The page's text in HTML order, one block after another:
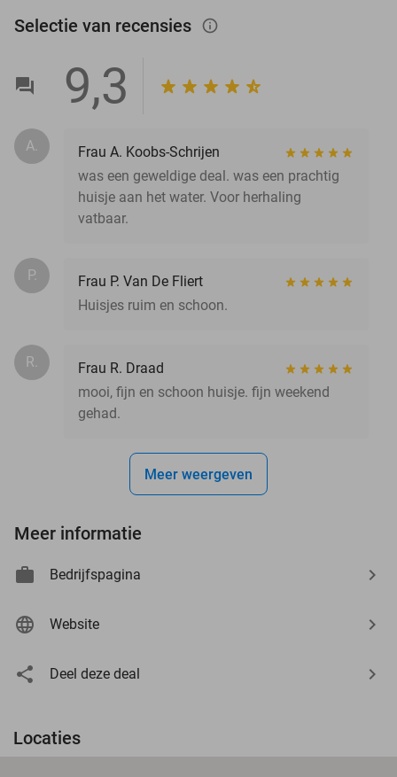
Selectie van recensies info_outlined
9,3
A.
Frau A. Koobs-Schrijen
was een geweldige deal. was een prachtig
huisje aan het water. Voor herhaling
vatbaar.
P.
Frau P. Van De Fliert
Huisjes ruim en schoon.
R.
Frau R. Draad
mooi, fijn en schoon huisje. fijn weekend
gehad.
Meer weergeven
Meer informatie
Bedrijfspagina
Website
Deel deze deal
Locaties